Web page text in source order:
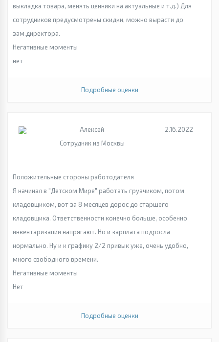
выкладка товара, менять ценники на актуальные и т.д.) Для
сотрудников предусмотрены скидки, можно вырасти до
зам.директора.
Негативные моменты
нет
Подробные оценки
Алексей
Сотрудник из Москвы
2.16.2022
Положительные стороны работодателя
Я начинал в "Детском Мире" работать грузчиком, потом
кладовщиком, вот за 8 месяцев дорос до старшего
кладовщика. Ответственности конечно больше, особенно
инвентаризации напрягают. Но и зарплата подросла
нормально. Ну и к графику 2/2 привык уже, очень удобно,
много свободного времени.
Негативные моменты
Нет
Подробные оценки